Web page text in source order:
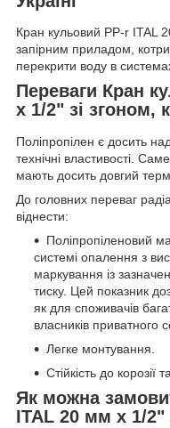
Кран кульовий PP-r ITAL
запірним приладом,
перекрити воду в
Переваги Кран
х 1/2" зі згоном,
Поліпропілен є досить
технічні властивості.
мають досить довгий
До головних переваг
віднести:
Поліпропіленовий
системі опалення з
маркування із
тиску. Цей показник
як для споживачів
власників приватного
Легке монтування.
Стійкість до корозії
Як можна
ITAL 20 мм х 1/2"